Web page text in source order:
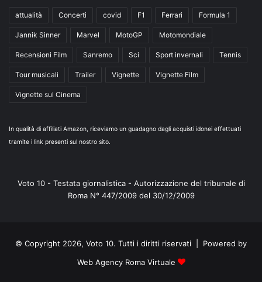
attualità Concerti covid F1 Ferrari Formula 1
Jannik Sinner Marvel MotoGP Motomondiale
Recensioni Film Sanremo Sci Sport invernali Tennis
Tour musicali Trailer Vignette Vignette Film
Vignette sul Cinema
In qualità di affiliati Amazon, riceviamo un guadagno dagli acquisti idonei effettuati
tramite i link presenti sul nostro sito.
Voto 10 - Testata giornalistica - Autorizzazione del tribunale di
Roma N° 447/2009 del 30/12/2009
© Copyright 2026, Voto 10. Tutti i diritti riservati | Powered by
Web Agency Roma Virtuale